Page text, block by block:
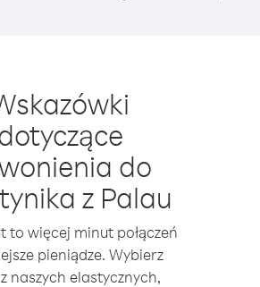
do
z Palau
to więcej minut połączeń
pieniądze. Wybierz
naszych elastycznych,